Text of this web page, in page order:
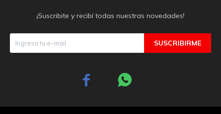
¡Suscribite y recibí todas nuestras novedades!
SUSCRIBIRME
 